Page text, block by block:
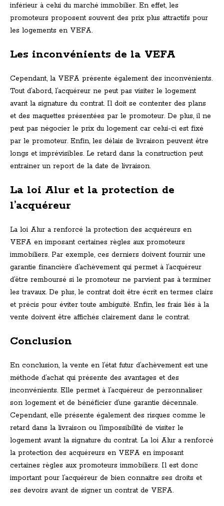
inférieur à celui du marché immobilier. En effet, les
promoteurs proposent souvent des prix plus attractifs pour
les logements en VEFA.
Les inconvénients de la VEFA
Cependant, la VEFA présente également des inconvénients.
Tout d’abord, l’acquéreur ne peut pas visiter le logement
avant la signature du contrat. Il doit se contenter des plans
et des maquettes présentées par le promoteur. De plus, il ne
peut pas négocier le prix du logement car celui-ci est fixé
par le promoteur. Enfin, les délais de livraison peuvent être
longs et imprévisibles. Le retard dans la construction peut
entrainer un report de la date de livraison.
La loi Alur et la protection de
l’acquéreur
La loi Alur a renforcé la protection des acquéreurs en
VEFA en imposant certaines règles aux promoteurs
immobiliers. Par exemple, ces derniers doivent fournir une
garantie financière d’achèvement qui permet à l’acquéreur
d’être remboursé si le promoteur ne parvient pas à terminer
les travaux. De plus, le contrat doit être écrit en termes clairs
et précis pour éviter toute ambiguïté. Enfin, les frais liés à la
vente doivent être affichés clairement dans le contrat.
Conclusion
En conclusion, la vente en l’état futur d’achèvement est une
méthode d’achat qui présente des avantages et des
inconvénients. Elle permet à l’acquéreur de personnaliser
son logement et de bénéficier d’une garantie décennale.
Cependant, elle présente également des risques comme le
retard dans la livraison ou l’impossibilité de visiter le
logement avant la signature du contrat. La loi Alur a renforcé
la protection des acquéreurs en VEFA en imposant
certaines règles aux promoteurs immobiliers. Il est donc
important pour l’acquéreur de bien connaitre ses droits et
ses devoirs avant de signer un contrat de VEFA.